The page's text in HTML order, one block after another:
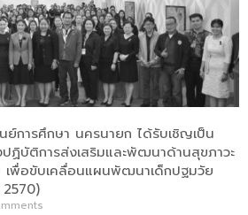
การศึกษา นครนายก ได้รับเชิญเป็น
ปฏิบัติการส่งเสริมและพัฒนาด้านสุขภาวะ
เพื่อขับเคลื่อนแผนพัฒนาเด็กปฐมวัย